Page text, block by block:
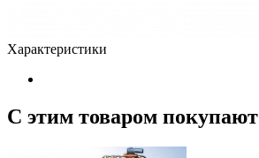
Характеристики
С этим товаром покупают